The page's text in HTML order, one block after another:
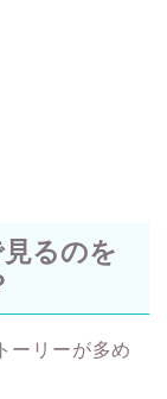
見るのを
ーリーが多め